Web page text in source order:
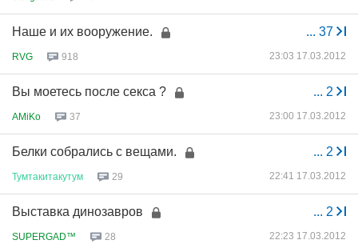
... 37
Наше и их вооружение.
RVG 918 23:03 17.03.2012
... 2
Вы моетесь после секса ?
AMiKo 37 23:00 17.03.2012
... 2
Белки собрались с вещами.
Тумтакитакутум 29 22:41 17.03.2012
... 2
Выставка динозавров
SUPERGAD™ 28 22:23 17.03.2012